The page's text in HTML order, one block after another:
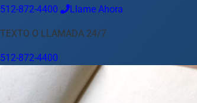
Français
Su Ubicación
512-872-4400
512-872-4400 Llame Ahora
TEXTO O LLAMADA 24/7
512-872-4400